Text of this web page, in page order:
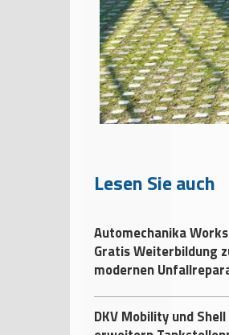
Lesen Sie auch
Automechanika
Gratis Weiterbildung
modernen
DKV Mobility und Shell